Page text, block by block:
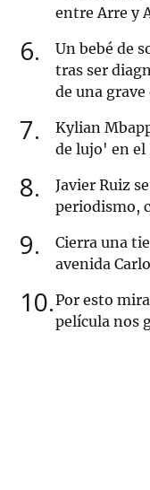
entre Arre y
6
Un bebé de
tras ser
de una
7
Kylian
de lujo' en el
8
Javier Ruiz
periodismo,
9
Cierra una
avenida
10 Por esto
película nos